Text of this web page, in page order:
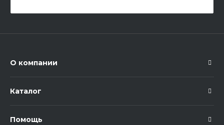
О компании
Каталог
Помощь